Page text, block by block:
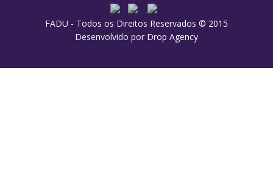
FADU - Todos os Direitos Reservados © 2015
Desenvolvido por Drop Agency